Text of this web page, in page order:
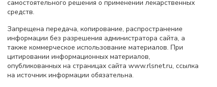
самостоятельного решения о применении лекарственных
средств.
Запрещена передача, копирование, распространение
информации без разрешения администратора сайта, а
также коммерческое использование материалов. При
цитировании информационных материалов,
опубликованных на страницах сайта www.rlsnet.ru, ссылка
на источник информации обязательна.